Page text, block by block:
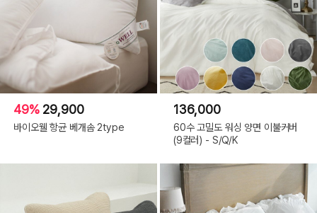
49% 29,900
바이오웰 항균 베개솜 2type
136,000
60수 고밀도 워싱 양면 이불커버
(9컬러) - S/Q/K